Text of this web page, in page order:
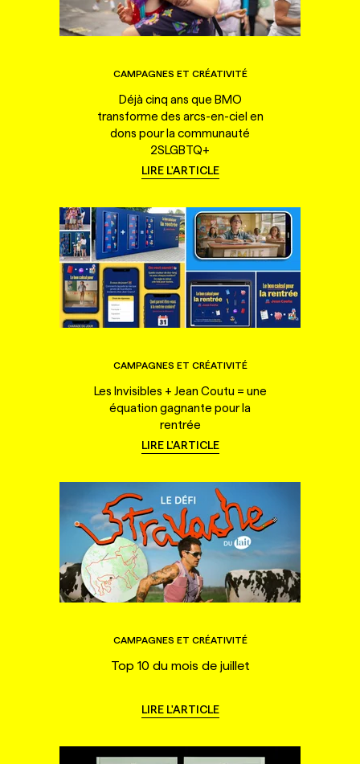
CAMPAGNES ET CRÉATIVITÉ
Déjà cinq ans que BMO
transforme des arcs-en-ciel en
dons pour la communauté
2SLGBTQ+
LIRE L'ARTICLE
CAMPAGNES ET CRÉATIVITÉ
Les Invisibles + Jean Coutu = une
équation gagnante pour la
rentrée
LIRE L'ARTICLE
CAMPAGNES ET CRÉATIVITÉ
Top 10 du mois de juillet
LIRE L'ARTICLE